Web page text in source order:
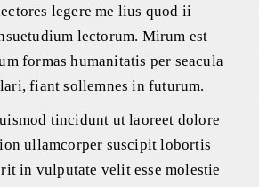
legere me lius quod ii
lectorum. Mirum est
formas humanitatis per seacula
fiant sollemnes in futurum.
tincidunt ut laoreet dolore
ullamcorper suscipit lobortis
in vulputate velit esse molestie